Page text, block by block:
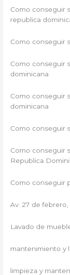
Como conseguir
republica
Como conseguir
Como conseguir
dominicana
Como conseguir
dominicana
Como conseguir
Como conseguir
Republica
Como conseguir
Av. 27 de
Lavado de
mantenimiento y
limpieza y